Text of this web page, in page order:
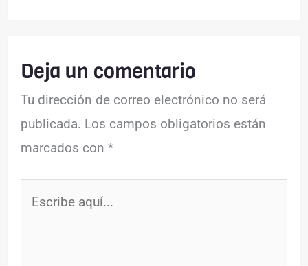
Deja un comentario
Tu dirección de correo electrónico no será
publicada. Los campos obligatorios están
marcados con*